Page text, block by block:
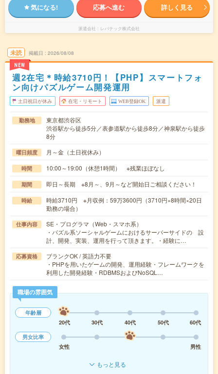
気になる! 応募へ進む 詳しく見る
派遣会社 レバテック株式会社
未読
NEW
掲載日 2026/08/08
週2在宅＊時給3710円！【PHP】スマートフォ
ン向けパズルゲーム開発運用
土日祝日が休み 在宅・リモート WEB登録OK 派遣
勤務地
東京都渋谷区
渋谷駅から徒歩5分／表参道駅から徒歩8分／神泉駅から徒歩
8分
曜日頻度 月～金（土日祝休み）
時間 10:00～19:00（休憩1時間） ※残業ほぼなし
期間 即日～長期 ※8月～、9月～など開始日ご相談ください！
時給
時給3710円 ※月収例：59万3600円（3710円×8時間×20日
勤務の場合）
仕事内容
SE・プログラマ（Web・スマホ系）
・パズル系ソーシャルゲームにおけるサーバーサイドの 設
計、開発、実装、運用を行って頂きます。・経験に…
応募資格
ブランクOK / 英語力不要
・PHPを用いたゲームの開発、運用経験・フレームワークを
利用した開発経験・RDBMSおよびNoSQL…
職場の雰囲気
年齢層
20代
30代 40代 50代
60代
男女比率
女性
男性
もっと見る